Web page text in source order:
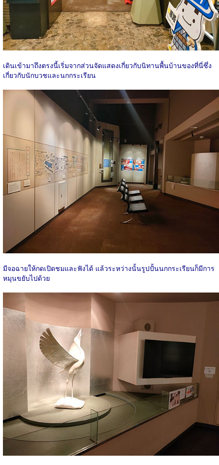
เดินเข้ามาถึงตรงนี้เริ่มจากส่วนจัดแสดงเกี่ยวกับนิทานพื้นบ้านของที่นี่ซึ่ง
เกี่ยวกับนักบวชและนกกระเรียน
มีจอฉายให้กดเปิดชมและฟังได้ แล้วระหว่างนั้นรูปปั้นนกกระเรียนก็มีการ
หมุนขยับไปด้วย